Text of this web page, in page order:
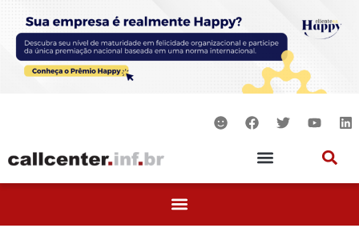
conteúdo
S
m
F
a
e
b
o
T
w
e
Y
o
b
L
i
d